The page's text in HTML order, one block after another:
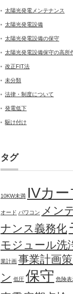
太陽光発電メンテナンス
太陽光発電設備
太陽光発電設備の保守
太陽光発電設備保守の高所
改正FIT法
未分類
法律・制度について
発電低下
駆け付け
タグ
10KW未満 IVカ
オード パワコン メン
ナンス義務化
モジュール洗
業計画 事業計画
ン 低圧 保守 危険表